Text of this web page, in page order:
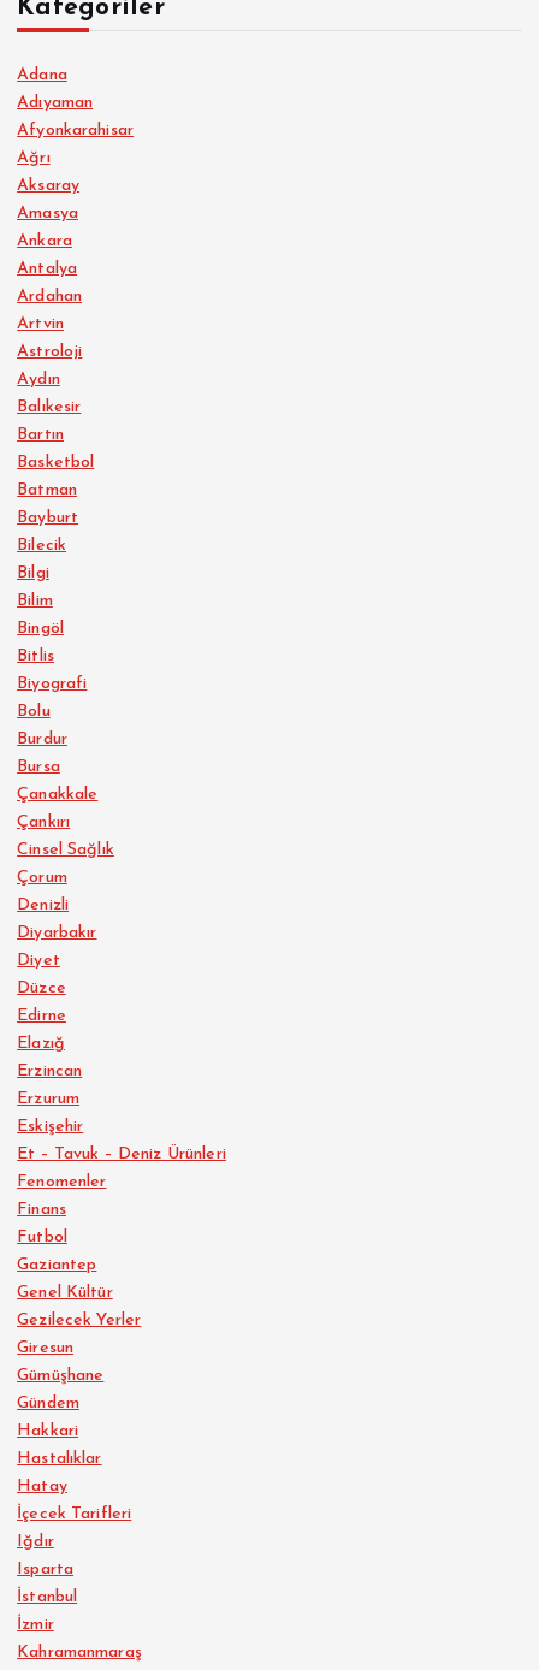
Kategoriler
Adana
Adıyaman
Afyonkarahisar
Ağrı
Aksaray
Amasya
Ankara
Antalya
Ardahan
Artvin
Astroloji
Aydın
Balıkesir
Bartın
Basketbol
Batman
Bayburt
Bilecik
Bilgi
Bilim
Bingöl
Bitlis
Biyografi
Bolu
Burdur
Bursa
Çanakkale
Çankırı
Cinsel Sağlık
Çorum
Denizli
Diyarbakır
Diyet
Düzce
Edirne
Elazığ
Erzincan
Erzurum
Eskişehir
Et – Tavuk – Deniz Ürünleri
Fenomenler
Finans
Futbol
Gaziantep
Genel Kültür
Gezilecek Yerler
Giresun
Gümüşhane
Gündem
Hakkari
Hastalıklar
Hatay
İçecek Tarifleri
Iğdır
Isparta
İstanbul
İzmir
Kahramanmaraş